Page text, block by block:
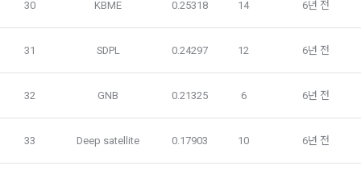
전자문서 및 전자거래기본법, 전자금융거래법, 전자서명법, 소
비자기본법 등의 관계법령에 따른다.
2. "회원"이 "회사"와 개별 계약을 체결하여 서비스를 이용하는
경우에는 개별 계약이 우선한다.
제 5 조 (이용계약의 성립)
1. "회원"이 이용신청(회원가입 신청) 작성 후에 "회사"가 웹 상
의 안내를 "회원"에게 통지함으로써 이용계약이 성립된다.
3) 모바일 서비스 이용 시 수집되는 항목
모바일 서비스의 특성상 단말기 모델 정보가 수집될 수 있으나,
이는 개인을 식별할 수 없는 형태입니다.
4) 보상금 지급 시 수집하는 항목
소득세법)
30 KBME 0.25318 14 6년 전
31 SDPL 0.24297 12 6년 전
32 GNB 0.21325 6 6년 전
33 Deep satellite 0.17903 10 6년 전